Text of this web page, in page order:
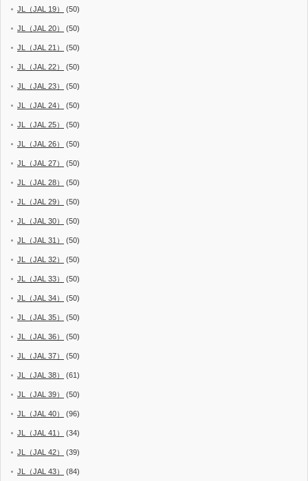
JL（JAL 19） (50)
JL（JAL 20） (50)
JL（JAL 21） (50)
JL（JAL 22） (50)
JL（JAL 23） (50)
JL（JAL 24） (50)
JL（JAL 25） (50)
JL（JAL 26） (50)
JL（JAL 27） (50)
JL（JAL 28） (50)
JL（JAL 29） (50)
JL（JAL 30） (50)
JL（JAL 31） (50)
JL（JAL 32） (50)
JL（JAL 33） (50)
JL（JAL 34） (50)
JL（JAL 35） (50)
JL（JAL 36） (50)
JL（JAL 37） (50)
JL（JAL 38） (61)
JL（JAL 39） (50)
JL（JAL 40） (96)
JL（JAL 41） (34)
JL（JAL 42） (39)
JL（JAL 43） (84)